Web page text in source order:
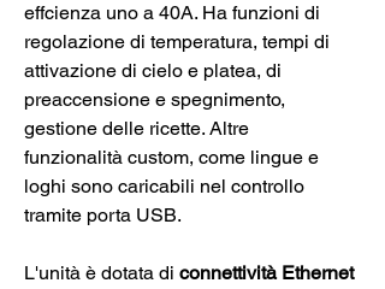
effcienza uno a 40A. Ha funzioni di
regolazione di temperatura, tempi di
attivazione di cielo e platea, di
preaccensione e spegnimento,
gestione delle ricette. Altre
funzionalità custom, come lingue e
loghi sono caricabili nel controllo
tramite porta USB.
L'unità è dotata di connettività Ethernet